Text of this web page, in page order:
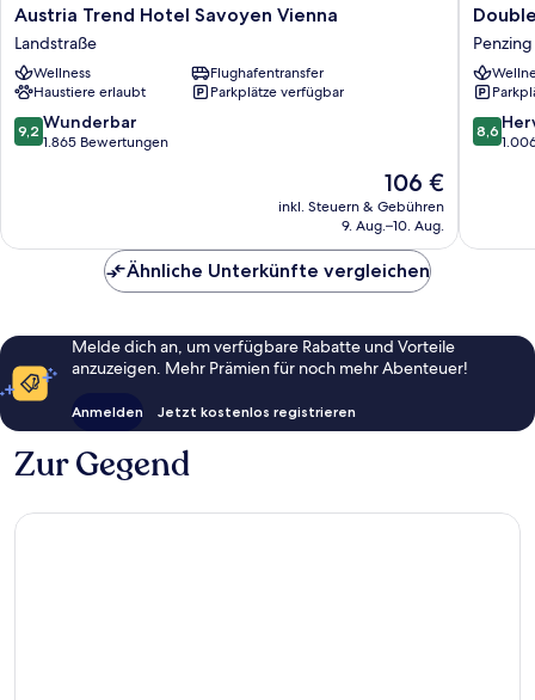
Austria
Trend
Hotel
Savoyen
Vienna
Landstraße
Austria Trend Hotel Savoyen Vienna
Landstraße
Wellness
Flughafentransfer
Haustiere erlaubt
Parkplätze verfügbar
9.2
von
9,2 Wunderbar
1.865 Bewertungen
Der
Preis
beträgt
106 €
inkl. Steuern & Gebühren
9. Aug.–10. Aug.
by
Hilton
Vienna
Penzing
Penzing
8.6
von
8,6
Ähnliche Unterkünfte vergleichen
Melde dich an, um verfügbare Rabatte und Vorteile
anzuzeigen. Mehr Prämien für noch mehr Abenteuer!
Anmelden Jetzt kostenlos registrieren
Zur Gegend